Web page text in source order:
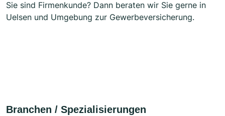
Sie sind Firmenkunde? Dann beraten wir Sie gerne in
Uelsen und Umgebung zur Gewerbeversicherung.
Branchen / Spezialisierungen